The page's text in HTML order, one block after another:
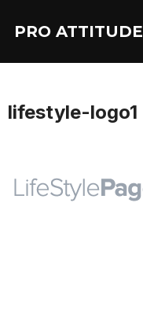
PRO ATTITUDE
lifestyle-logo1